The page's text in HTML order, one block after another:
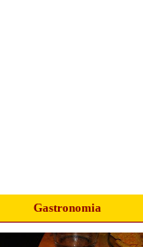
Gastronomia